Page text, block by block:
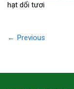
hạt dổi tươi
← Previous